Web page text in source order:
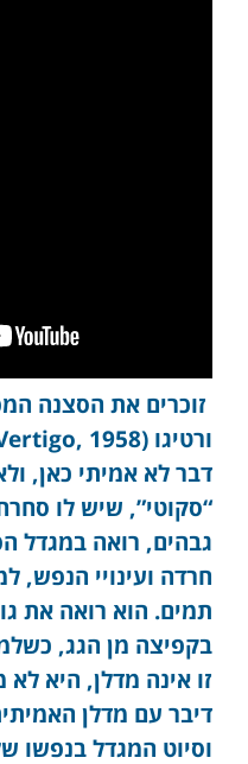
זוכרים את הסצנה
דבר לא אמיתי כאן,
“סקוטי”, שיש לו
גבהים, רואה במגדל
חרדה ועינויי הנפש,
תמים. הוא רואה את
בקפיצה מן הגג,
זו אינה מדלן, היא
דיבר עם מדלן
וסיוט המגדל בנפשו